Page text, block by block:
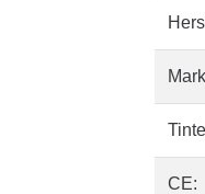
CE: